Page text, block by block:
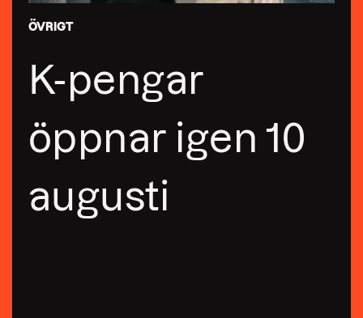
ÖVRIGT
K-pengar
öppnar igen 10
augusti